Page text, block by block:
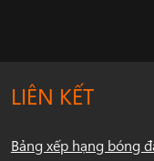
LIÊN KẾT
Bảng xếp hạng bóng